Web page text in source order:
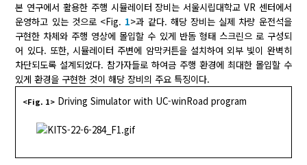
본 연구에서 활용한 주행 시뮬레이터 장비는 서울시립대학교 VR 센터에서
운영하고 있는 것으로 <Fig. 1>과 같다. 해당 장비는 실제 차량 운전석을
구현한 차체와 주행 영상에 몰입할 수 있게 반돔 형태 스크린으 로 구성되
어 있다. 또한, 시뮬레이터 주변에 암막커튼을 설치하여 외부 빛이 완벽히
차단되도록 설계되었다. 참가자들로 하여금 주행 환경에 최대한 몰입할 수
있게 환경을 구현한 것이 해당 장비의 주요 특징이다.
<Fig. 1> Driving Simulator with UC-winRoad program